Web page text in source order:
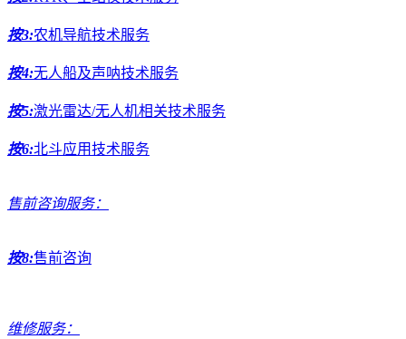
按3:农机导航技术服务
按4:无人船及声呐技术服务
按5:激光雷达/无人机相关技术服务
按6:北斗应用技术服务
售前咨询服务：
按8:售前咨询
维修服务：